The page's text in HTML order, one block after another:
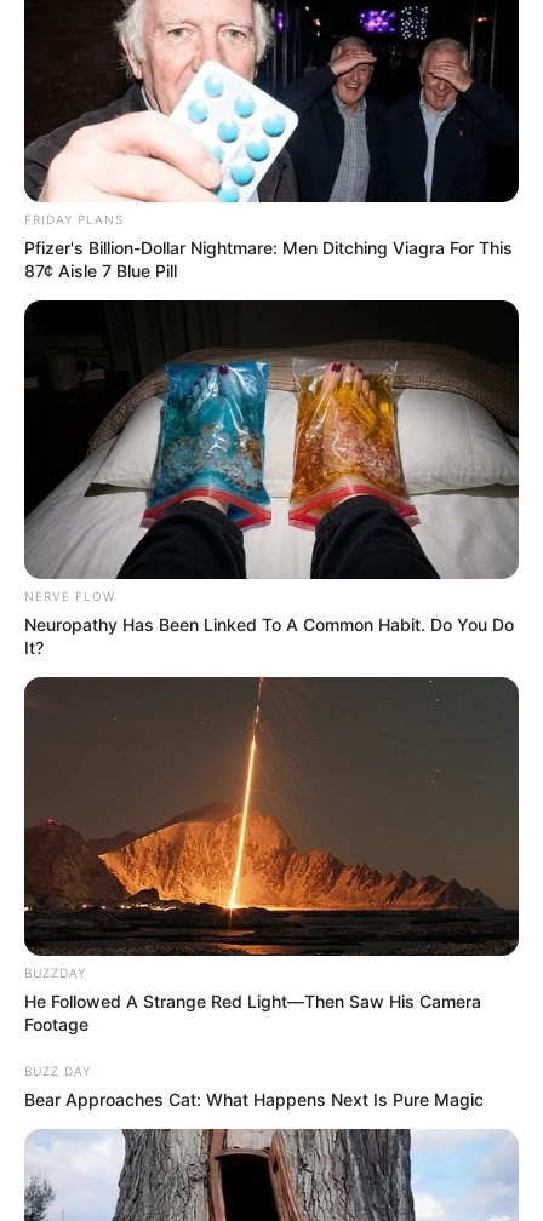
FRIDAY PLANS
Pfizer's Billion-Dollar Nightmare: Men Ditching Viagra For This
87¢ Aisle 7 Blue Pill
NERVE FLOW
Neuropathy Has Been Linked To A Common Habit. Do You Do
It?
BUZZDAY
He Followed A Strange Red Light—Then Saw His Camera
Footage
BUZZ DAY
Bear Approaches Cat: What Happens Next Is Pure Magic